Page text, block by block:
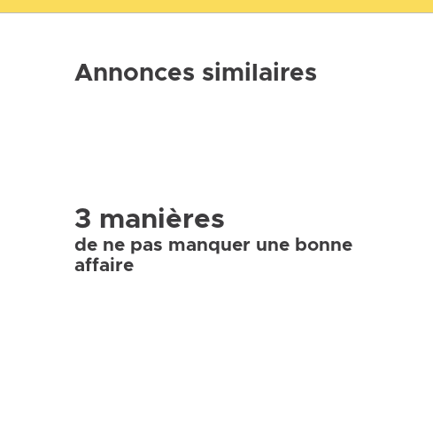
Annonces similaires
3 manières
de ne pas manquer une bonne
affaire